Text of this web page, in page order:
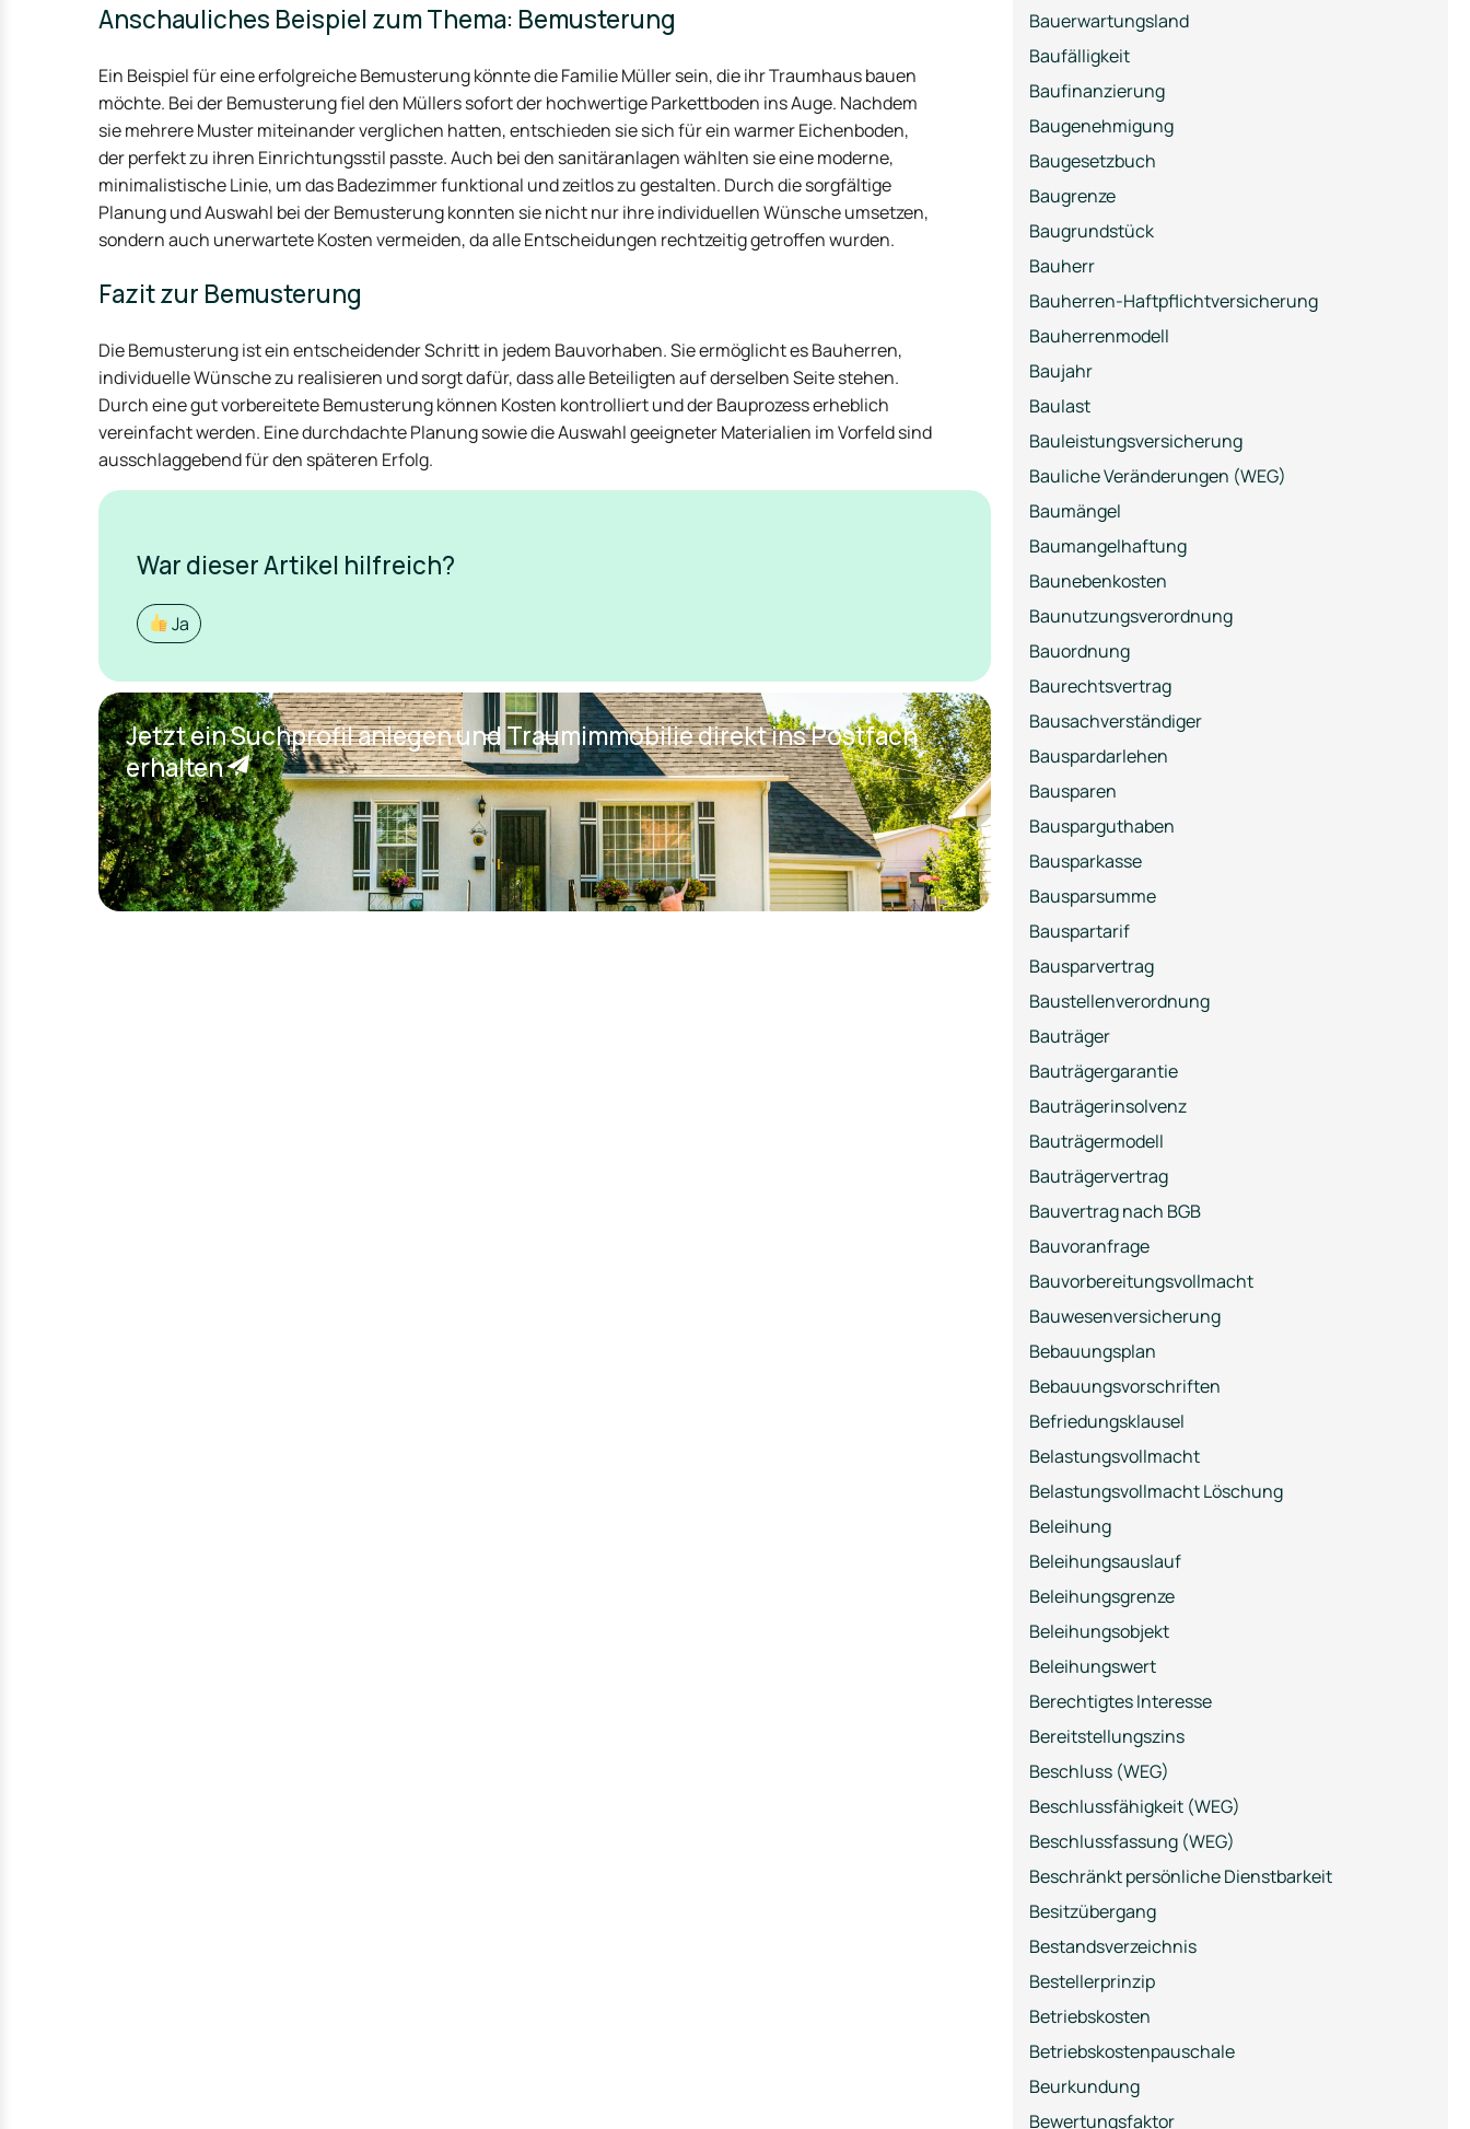
Anschauliches Beispiel zum Thema: Bemusterung
Ein Beispiel für eine erfolgreiche Bemusterung könnte die Familie Müller sein, die ihr Traumhaus bauen
möchte. Bei der Bemusterung fiel den Müllers sofort der hochwertige Parkettboden ins Auge. Nachdem
sie mehrere Muster miteinander verglichen hatten, entschieden sie sich für ein warmer Eichenboden,
der perfekt zu ihren Einrichtungsstil passte. Auch bei den sanitäranlagen wählten sie eine moderne,
minimalistische Linie, um das Badezimmer funktional und zeitlos zu gestalten. Durch die sorgfältige
Planung und Auswahl bei der Bemusterung konnten sie nicht nur ihre individuellen Wünsche umsetzen,
sondern auch unerwartete Kosten vermeiden, da alle Entscheidungen rechtzeitig getroffen wurden.
Fazit zur Bemusterung
Die Bemusterung ist ein entscheidender Schritt in jedem Bauvorhaben. Sie ermöglicht es Bauherren,
individuelle Wünsche zu realisieren und sorgt dafür, dass alle Beteiligten auf derselben Seite stehen.
Durch eine gut vorbereitete Bemusterung können Kosten kontrolliert und der Bauprozess erheblich
vereinfacht werden. Eine durchdachte Planung sowie die Auswahl geeigneter Materialien im Vorfeld sind
ausschlaggebend für den späteren Erfolg.
War dieser Artikel hilfreich?
Ja
Jetzt ein Suchprofil anlegen und Traumimmobilie direkt ins Postfach
erhalten
Bauerwartungsland
Baufälligkeit
Baufinanzierung
Baugenehmigung
Baugesetzbuch
Baugrenze
Baugrundstück
Bauherr
Bauherren-Haftpflichtversicherung
Bauherrenmodell
Baujahr
Baulast
Bauleistungsversicherung
Bauliche Veränderungen (WEG)
Baumängel
Baumangelhaftung
Baunebenkosten
Baunutzungsverordnung
Bauordnung
Baurechtsvertrag
Bausachverständiger
Bauspardarlehen
Bausparen
Bausparguthaben
Bausparkasse
Bausparsumme
Bauspartarif
Bausparvertrag
Baustellenverordnung
Bauträger
Bauträgergarantie
Bauträgerinsolvenz
Bauträgermodell
Bauträgervertrag
Bauvertrag nach BGB
Bauvoranfrage
Bauvorbereitungsvollmacht
Bauwesenversicherung
Bebauungsplan
Bebauungsvorschriften
Befriedungsklausel
Belastungsvollmacht
Belastungsvollmacht Löschung
Beleihung
Beleihungsauslauf
Beleihungsgrenze
Beleihungsobjekt
Beleihungswert
Berechtigtes Interesse
Bereitstellungszins
Beschluss (WEG)
Beschlussfähigkeit (WEG)
Beschlussfassung (WEG)
Beschränkt persönliche Dienstbarkeit
Besitzübergang
Bestandsverzeichnis
Bestellerprinzip
Betriebskosten
Betriebskostenpauschale
Beurkundung
Bewertungsfaktor